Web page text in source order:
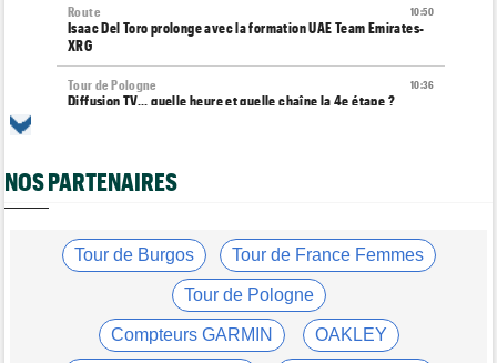
10:50
Route
Isaac Del Toro prolonge avec la formation UAE Team Emirates-
XRG
10:36
Tour de Pologne
Diffusion TV... quelle heure et quelle chaîne la 4e étape ?
WorldTour
09:26
Tour de France Femmes
Ferrand-Prévot : "Pour le général, c'est irrécupérable..."
Média
Les vidéos de cyclisme sur Dailymotion : Cyclism'Actu TV
NOS PARTENAIRES
Tour de Burgos Tour de France Femmes
Tour de Pologne
Compteurs GARMIN OAKLEY